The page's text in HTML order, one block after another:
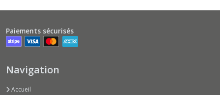
Paiements sécurisés
Navigation
Accueil